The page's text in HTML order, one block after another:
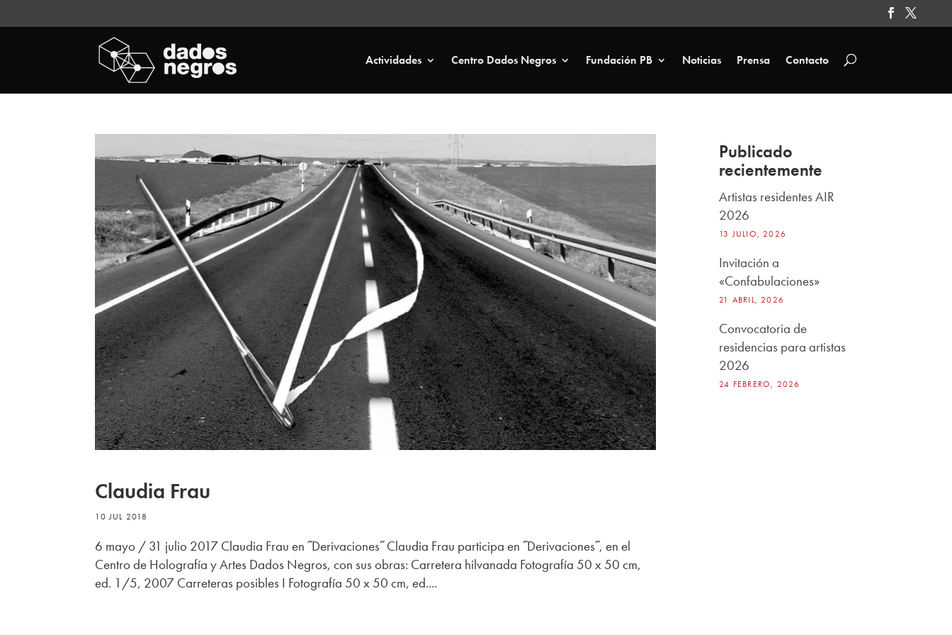
Actividades Centro Dados Negros Fundación PB Noticias Prensa Contacto
Claudia Frau
10 JUL 2018
6 mayo / 31 julio 2017 Claudia Frau en ˝Derivaciones˝ Claudia Frau participa en ˝Derivaciones˝, en el
Centro de Holografía y Artes Dados Negros, con sus obras: Carretera hilvanada Fotografía 50 x 50 cm,
ed. 1/5, 2007 Carreteras posibles I Fotografía 50 x 50 cm, ed....
Publicado
recientemente
Artistas residentes AIR
2026
13 JULIO, 2026
Invitación a
«Confabulaciones»
21 ABRIL, 2026
Convocatoria de
residencias para artistas
2026
24 FEBRERO, 2026